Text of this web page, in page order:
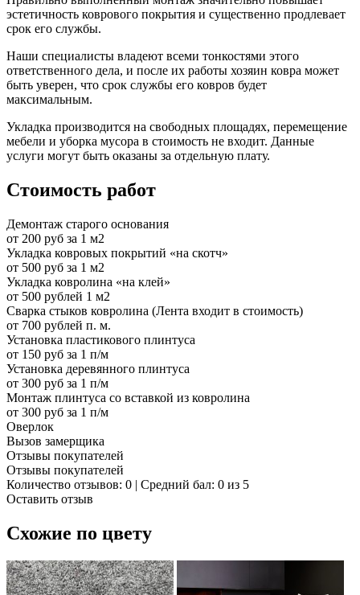
эстетичность коврового покрытия и существенно продлевает
срок его службы.
Наши специалисты владеют всеми тонкостями этого
ответственного дела, и после их работы хозяин ковра может
быть уверен, что срок службы его ковров будет
максимальным.
Укладка производится на свободных площадях, перемещение
мебели и уборка мусора в стоимость не входит. Данные
услуги могут быть оказаны за отдельную плату.
Стоимость работ
Демонтаж старого основания
от 200 руб за 1 м2
Укладка ковровых покрытий «на скотч»
от 500 руб за 1 м2
Укладка ковролина «на клей»
от 500 рублей 1 м2
Сварка стыков ковролина (Лента входит в стоимость)
от 700 рублей п. м.
Установка пластикового плинтуса
от 150 руб за 1 п/м
Установка деревянного плинтуса
от 300 руб за 1 п/м
Монтаж плинтуса со вставкой из ковролина
от 300 руб за 1 п/м
Оверлок
Вызов замерщика
Отзывы покупателей
Отзывы покупателей
Количество отзывов: 0 | Средний бал: 0 из 5
Оставить отзыв
Схожие по цвету